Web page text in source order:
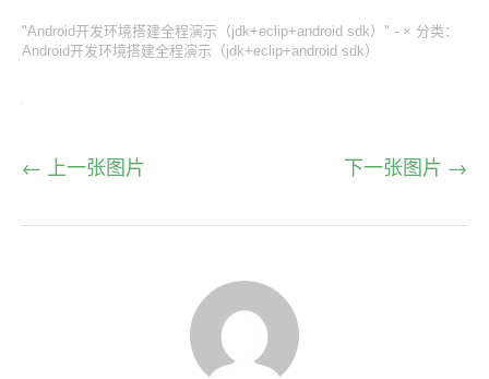
"Android开发环境搭建全程演示（jdk+eclip+android sdk）" - × 分类：
Android开发环境搭建全程演示（jdk+eclip+android sdk）
← 上一张图片 下一张图片 →